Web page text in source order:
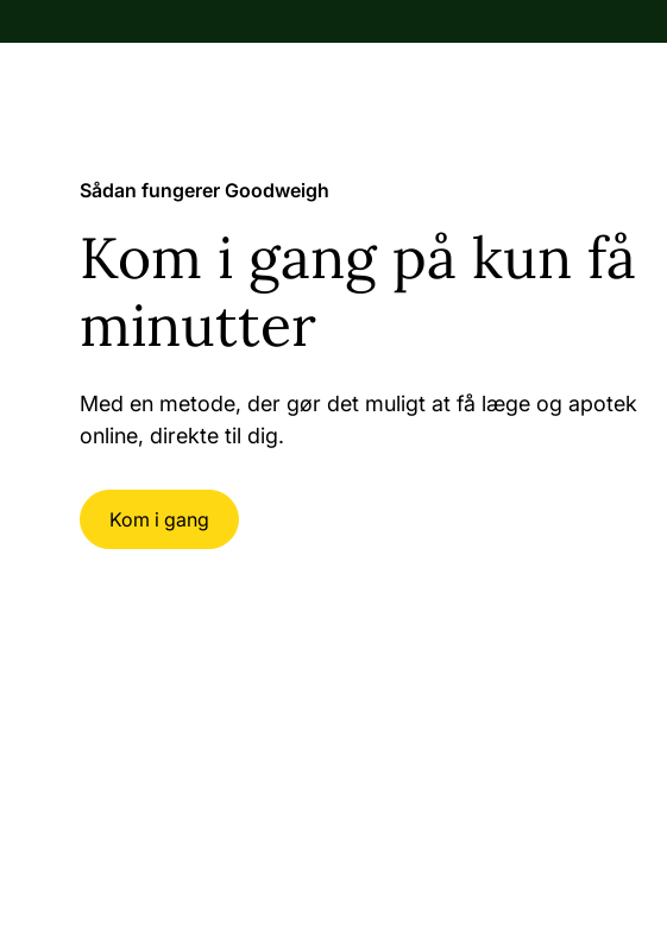
Sådan fungerer Goodweigh
Kom i gang på kun få
minutter
Med en metode, der gør det muligt at få læge og apotek
online, direkte til dig.
Kom i gang